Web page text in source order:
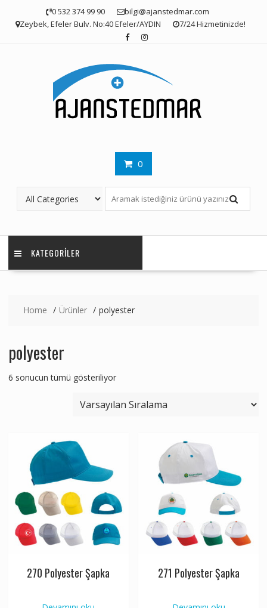
0 532 374 99 90
bilgi@ajanstedmar.com
Zeybek, Efeler Bulv. No:40 Efeler/AYDIN
7/24 Hizmetinizde!
0
KATEGORILER
Home Ürünler polyester
polyester
6 sonucun tümü gösteriliyor
270 Polyester Şapka 271 Polyester Şapka